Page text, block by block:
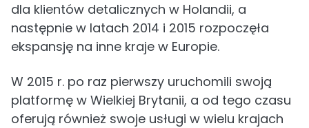
dla klientów detalicznych w Holandii, a
następnie w latach 2014 i 2015 rozpoczęła
ekspansję na inne kraje w Europie.
W 2015 r. po raz pierwszy uruchomili swoją
platformę w Wielkiej Brytanii, a od tego czasu
oferują również swoje usługi w wielu krajach